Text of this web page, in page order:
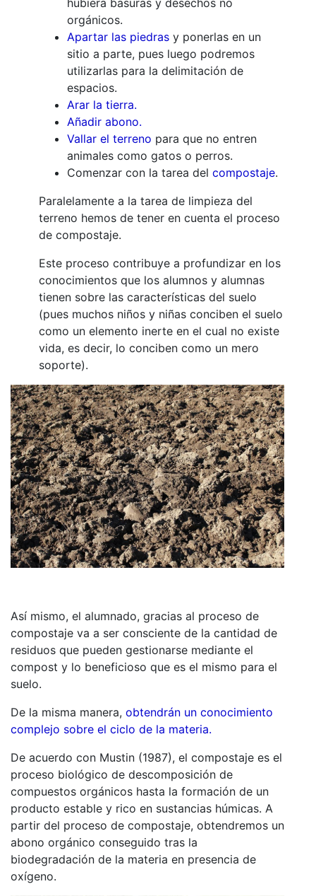
hubiera basuras y desechos no
orgánicos.
Apartar las piedras y ponerlas en un
sitio a parte, pues luego podremos
utilizarlas para la delimitación de
espacios.
Arar la tierra.
Añadir abono.
Vallar el terreno para que no entren
animales como gatos o perros.
Comenzar con la tarea del compostaje.
Paralelamente a la tarea de limpieza del
terreno hemos de tener en cuenta el proceso
de compostaje.
Este proceso contribuye a profundizar en los
conocimientos que los alumnos y alumnas
tienen sobre las características del suelo
(pues muchos niños y niñas conciben el suelo
como un elemento inerte en el cual no existe
vida, es decir, lo conciben como un mero
soporte).
Así mismo, el alumnado, gracias al proceso de
compostaje va a ser consciente de la cantidad de
residuos que pueden gestionarse mediante el
compost y lo beneficioso que es el mismo para el
suelo.
De la misma manera, obtendrán un conocimiento
complejo sobre el ciclo de la materia.
De acuerdo con Mustin (1987), el compostaje es el
proceso biológico de descomposición de
compuestos orgánicos hasta la formación de un
producto estable y rico en sustancias húmicas. A
partir del proceso de compostaje, obtendremos un
abono orgánico conseguido tras la
biodegradación de la materia en presencia de
oxígeno.